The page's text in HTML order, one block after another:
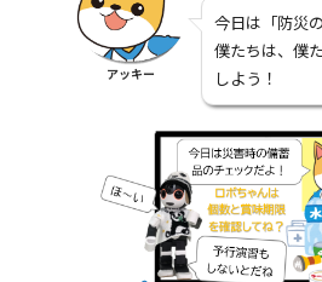
アッキー
今日は「防災
僕たちは、僕
しよう！